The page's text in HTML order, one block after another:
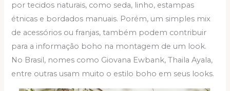
por tecidos naturais, como seda, linho, estampas
étnicas e bordados manuais. Porém, um simples mix
de acessórios ou franjas, também podem contribuir
para a informação boho na montagem de um look.
No Brasil, nomes como Giovana Ewbank, Thaila Ayala,
entre outras usam muito o estilo boho em seus looks.